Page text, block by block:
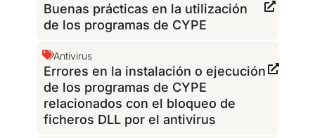
Buenas prácticas en la utilización
de los programas de CYPE
Antivirus
Errores en la instalación o ejecución
de los programas de CYPE
relacionados con el bloqueo de
ficheros DLL por el antivirus